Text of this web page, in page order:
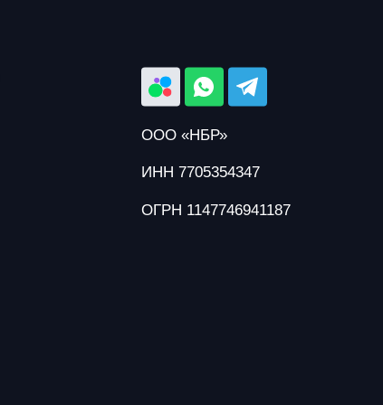
ООО «НБР»
ИНН 7705354347
ОГРН 1147746941187